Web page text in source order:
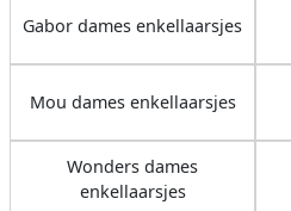
Gabor dames enkellaarsjes
Mou dames enkellaarsjes
Wonders dames
enkellaarsjes